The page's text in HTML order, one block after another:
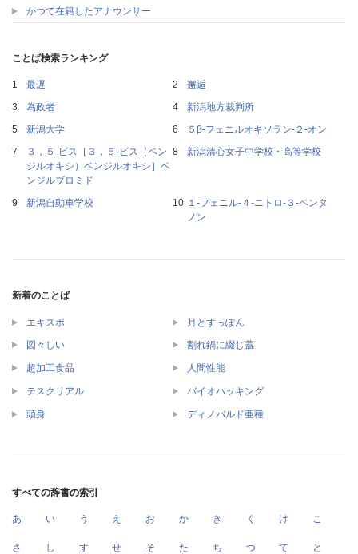
かつて在籍したアナウンサー
ことば検索ランキング
最遅
邂逅
為政者
新潟地方裁判所
新潟大学
５β‐フェニルオキソラン‐２‐オン
３，５‐ビス［３，５‐ビス（ベン
ジルオキシ）ベンジルオキシ］ベ
ンジルブロミド
新潟清心女子中学校・高等学校
新潟自動車学校
１‐フェニル‐４‐ニトロ‐３‐ペンタ
ノン
新着のことば
エキスポ 月とすっぽん
図々しい 割れ鍋に綴じ蓋
超加工食品 人間性能
テスクリアル バイオハッキング
頭身 ディノバルド亜種
すべての辞書の索引
あ い う え お か き く け こ
さ し す せ そ た ち つ て と